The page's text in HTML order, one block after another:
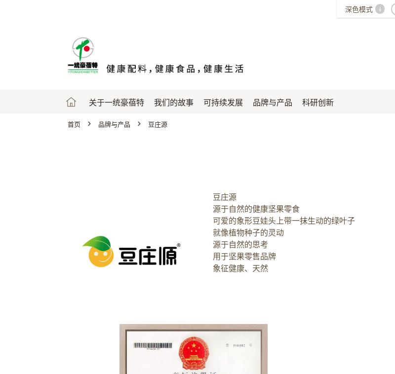
深色模式 i
关于一统豪蓓特 我们的故事 可持续发展 品牌与产品 科研创新
首页 品牌与产品 豆庄源
豆庄源
源于自然的健康坚果零食
可爱的象形豆娃头上带一抹生动的绿叶子
就像植物种子的灵动
源于自然的思考
用于坚果零售品牌
象征健康、天然